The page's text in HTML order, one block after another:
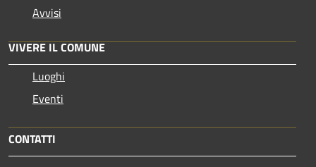
Avvisi
VIVERE IL COMUNE
Luoghi
Eventi
CONTATTI